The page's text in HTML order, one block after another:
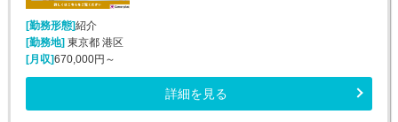
[勤務形態]紹介
[勤務地] 東京都 港区
[月収]670,000円～
詳細を見る